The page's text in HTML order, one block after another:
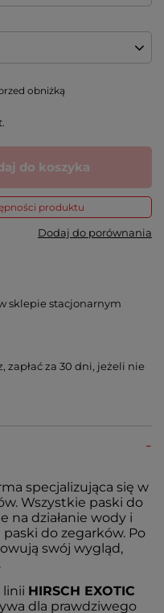
obniżką
do koszyka
produktu
Dodaj do porównania
sklepie stacjonarnym
zapłać za 30 dni, jeżeli nie
specjalizująca się w
Wszystkie paski do
na działanie wody i
do zegarków. Po
swój wygląd,
linii HIRSCH EXOTIC
dla prawdziwego